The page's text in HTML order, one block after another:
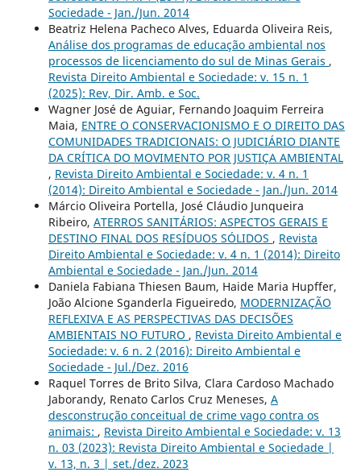
Sociedade - Jan./Jun. 2014
Beatriz Helena Pacheco Alves, Eduarda Oliveira Reis,
Análise dos programas de educação ambiental nos
processos de licenciamento do sul de Minas Gerais ,
Revista Direito Ambiental e Sociedade: v. 15 n. 1
(2025): Rev, Dir. Amb. e Soc.
Wagner José de Aguiar, Fernando Joaquim Ferreira
Maia, ENTRE O CONSERVACIONISMO E O DIREITO DAS
COMUNIDADES TRADICIONAIS: O JUDICIÁRIO DIANTE
DA CRÍTICA DO MOVIMENTO POR JUSTIÇA AMBIENTAL
, Revista Direito Ambiental e Sociedade: v. 4 n. 1
(2014): Direito Ambiental e Sociedade - Jan./Jun. 2014
Márcio Oliveira Portella, José Cláudio Junqueira
Ribeiro, ATERROS SANITÁRIOS: ASPECTOS GERAIS E
DESTINO FINAL DOS RESÍDUOS SÓLIDOS , Revista
Direito Ambiental e Sociedade: v. 4 n. 1 (2014): Direito
Ambiental e Sociedade - Jan./Jun. 2014
Daniela Fabiana Thiesen Baum, Haide Maria Hupffer,
João Alcione Sganderla Figueiredo, MODERNIZAÇÃO
REFLEXIVA E AS PERSPECTIVAS DAS DECISÕES
AMBIENTAIS NO FUTURO , Revista Direito Ambiental e
Sociedade: v. 6 n. 2 (2016): Direito Ambiental e
Sociedade - Jul./Dez. 2016
Raquel Torres de Brito Silva, Clara Cardoso Machado
Jaborandy, Renato Carlos Cruz Meneses, A
desconstrução conceitual de crime vago contra os
animais: , Revista Direito Ambiental e Sociedade: v. 13
n. 03 (2023): Revista Direito Ambiental e Sociedade |
v. 13, n. 3 | set./dez. 2023